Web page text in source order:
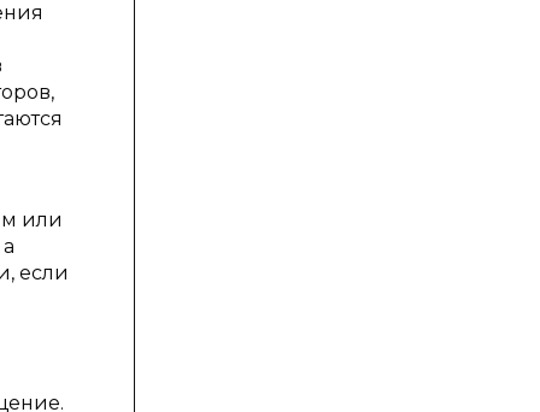
или
если